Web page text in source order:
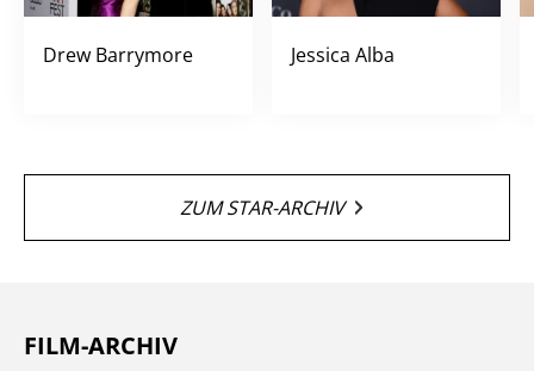
Drew Barrymore Jessica Alba
ZUM STAR-ARCHIV
FILM-ARCHIV